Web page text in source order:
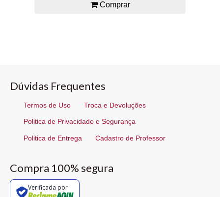
Comprar
Dúvidas Frequentes
Termos de Uso Troca e Devoluções
Politica de Privacidade e Segurança
Politica de Entrega Cadastro de Professor
Compra 100% segura
Verificada por